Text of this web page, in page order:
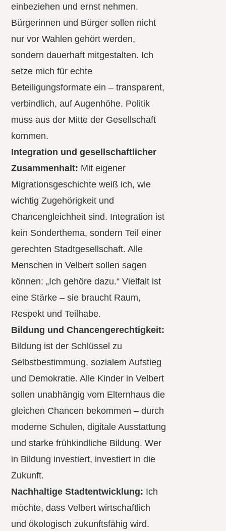
einbeziehen und ernst nehmen.
Bürgerinnen und Bürger sollen nicht
nur vor Wahlen gehört werden,
sondern dauerhaft mitgestalten. Ich
setze mich für echte
Beteiligungsformate ein – transparent,
verbindlich, auf Augenhöhe. Politik
muss aus der Mitte der Gesellschaft
kommen.
Integration und gesellschaftlicher
Zusammenhalt: Mit eigener
Migrationsgeschichte weiß ich, wie
wichtig Zugehörigkeit und
Chancengleichheit sind. Integration ist
kein Sonderthema, sondern Teil einer
gerechten Stadtgesellschaft. Alle
Menschen in Velbert sollen sagen
können: „Ich gehöre dazu.“ Vielfalt ist
eine Stärke – sie braucht Raum,
Respekt und Teilhabe.
Bildung und Chancengerechtigkeit:
Bildung ist der Schlüssel zu
Selbstbestimmung, sozialem Aufstieg
und Demokratie. Alle Kinder in Velbert
sollen unabhängig vom Elternhaus die
gleichen Chancen bekommen – durch
moderne Schulen, digitale Ausstattung
und starke frühkindliche Bildung. Wer
in Bildung investiert, investiert in die
Zukunft.
Nachhaltige Stadtentwicklung: Ich
möchte, dass Velbert wirtschaftlich
und ökologisch zukunftsfähig wird.